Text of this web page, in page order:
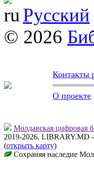
Русский
© 2026
Контакты
О проекте
Молдавская цифровая
2019-2026, LIBRARY.MD -
(открыть карту)
Сохраняя наследие